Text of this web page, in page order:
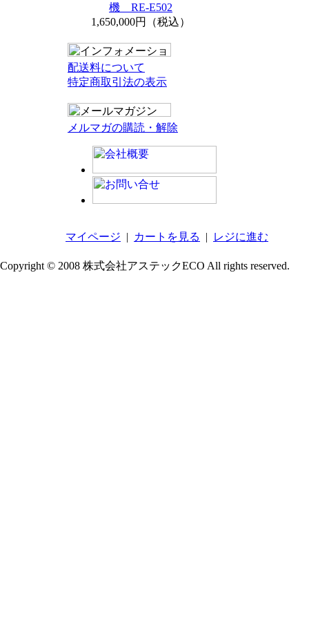
機 RE-E502
1,650,000円（税込）
配送料について
特定商取引法の表示
メルマガの購読・解除
マイページ | カートを見る | レジに進む
Copyright © 2008 株式会社アステックECO All rights reserved.